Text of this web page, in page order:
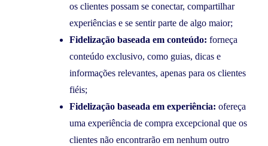
os clientes possam se conectar, compartilhar
experiências e se sentir parte de algo maior;
Fidelização baseada em conteúdo: forneça
conteúdo exclusivo, como guias, dicas e
informações relevantes, apenas para os clientes
fiéis;
Fidelização baseada em experiência: ofereça
uma experiência de compra excepcional que os
clientes não encontrarão em nenhum outro